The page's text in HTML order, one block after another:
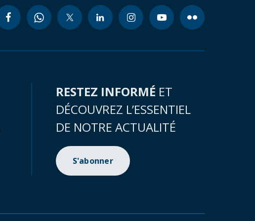
RESTEZ INFORMÉ ET
DÉCOUVREZ L’ESSENTIEL
DE NOTRE ACTUALITÉ
S'abonner